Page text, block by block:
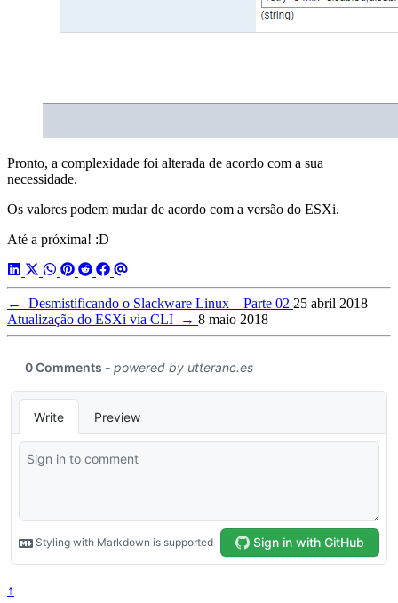
Pronto, a complexidade foi alterada de acordo com a sua
necessidade.
Os valores podem mudar de acordo com a versão do ESXi.
Até a próxima! :D
← Desmistificando o Slackware Linux – Parte 02 25 abril 2018
Atualização do ESXi via CLI
→ 8 maio 2018
↑